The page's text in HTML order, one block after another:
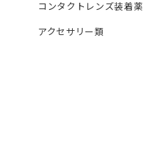
コンタクトレンズ装着薬
アクセサリー類